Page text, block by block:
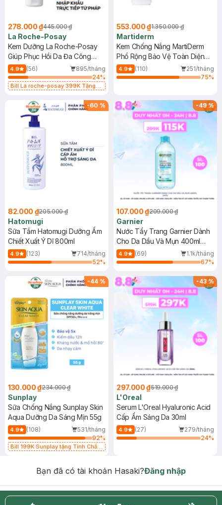
278.000 ₫445.000 ₫
La Roche-Posay
Kem Dưỡng La Roche-Posay
Giúp Phục Hồi Da Đa Công
Dụng 40ml
4.9 (56)
895/tháng
24%
Bill La roche-posay 399K Tặng
(SL có hạn)
553.000 ₫1.350.000 ₫
Martiderm
Kem Chống Nắng MartiDerm
Phổ Rộng Bảo Vệ Toàn Diện
40ml
4.9 (110)
251/tháng
75%
-60 %
82.000 ₫205.000 ₫
Hatomugi
Sữa Tắm Hatomugi Dưỡng Ẩm
Chiết Xuất Ý Dĩ 800ml
4.9 (123)
714/tháng
52%
-49%
107.000 ₫209.000 ₫
Garnier
Nước Tẩy Trang Garnier Dành
Cho Da Dầu Và Mụn 400ml
(Mới)
4.9 (69)
1.1k/tháng
67%
-44 %
130.000 ₫234.000 ₫
Sunplay
Sữa Chống Nắng Sunplay Skin
Aqua Dưỡng Da Sáng Mịn 55g
4.9 (108)
531/tháng
92%
Bill 199K Sunplay tặng Tinh Chất
-43%
297.000 ₫519.000 ₫
L'Oreal
Serum L'Oreal Hyaluronic Acid
Cấp Ẩm Sáng Da 30ml
4.9 (27)
279/tháng
24%
Bạn đã có tài khoản Hasaki?Đăng nhập